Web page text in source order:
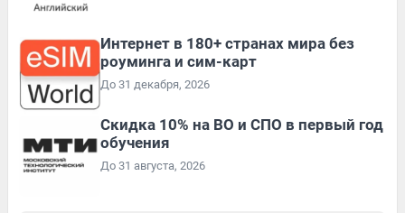
Интернет в 180+ странах мира без
роуминга и сим-карт
До 31 декабря, 2026
Скидка 10% на ВО и СПО в первый год
обучения
До 31 августа, 2026